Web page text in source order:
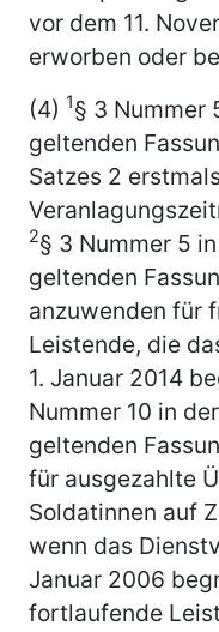
vor dem 11.
erworben oder
(4) 1§ 3 Nummer
geltenden
Satzes 2
2§ 3 Nummer 5
geltenden
anzuwenden für
Leistende, die
1. Januar 2014
Nummer 10 in
geltenden
für ausgezahlte
Soldatinnen auf
wenn das
Januar 2006
fortlaufende